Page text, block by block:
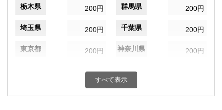
栃木県 200円 群馬県 200円
埼玉県 200円 千葉県 200円
東京都 200円 神奈川県 200円
200円 富山県
すべて表示